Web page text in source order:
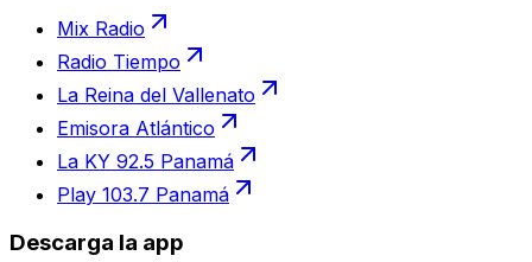
Mix Radio
Radio Tiempo
La Reina del Vallenato
Emisora Atlántico
La KY 92.5 Panamá
Play 103.7 Panamá
Descarga la app